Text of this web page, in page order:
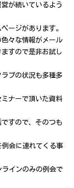
が続いているよう
ージがあります。
々な情報がメール
すので是非お試し
ブの状況も多種多
ナーで頂いた資料
すので、そのつも
会に連れてくる事
インのみの例会で